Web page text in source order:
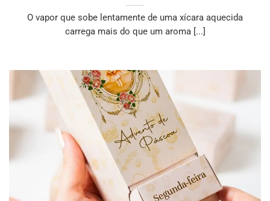
O vapor que sobe lentamente de uma xícara aquecida
carrega mais do que um aroma [...]